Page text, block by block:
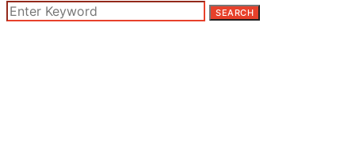
SEARCH